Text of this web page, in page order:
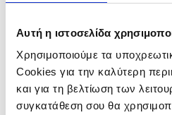
Αυτή η ιστοσελίδα
Χρησιμοποιούμε τα
Cookies για την καλύτερη
και για τη βελτίωση των
συγκατάθεση σου θα